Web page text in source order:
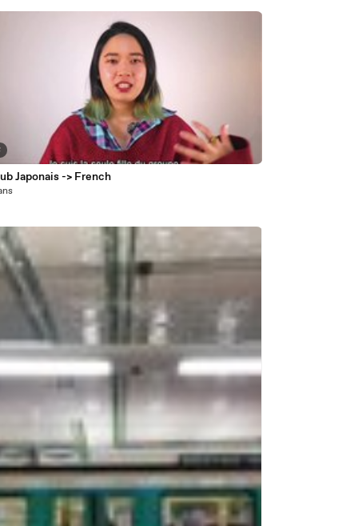
Japonais -> French